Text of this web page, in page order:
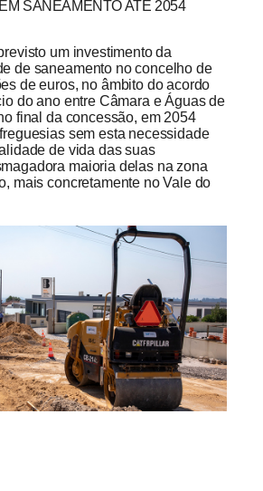
SANEAMENTO ATÉ 2054
um investimento da
de saneamento no concelho de
de euros, no âmbito do acordo
do ano entre Câmara e Águas de
final da concessão, em 2054
sem esta necessidade
de vida das suas
maioria delas na zona
mais concretamente no Vale do